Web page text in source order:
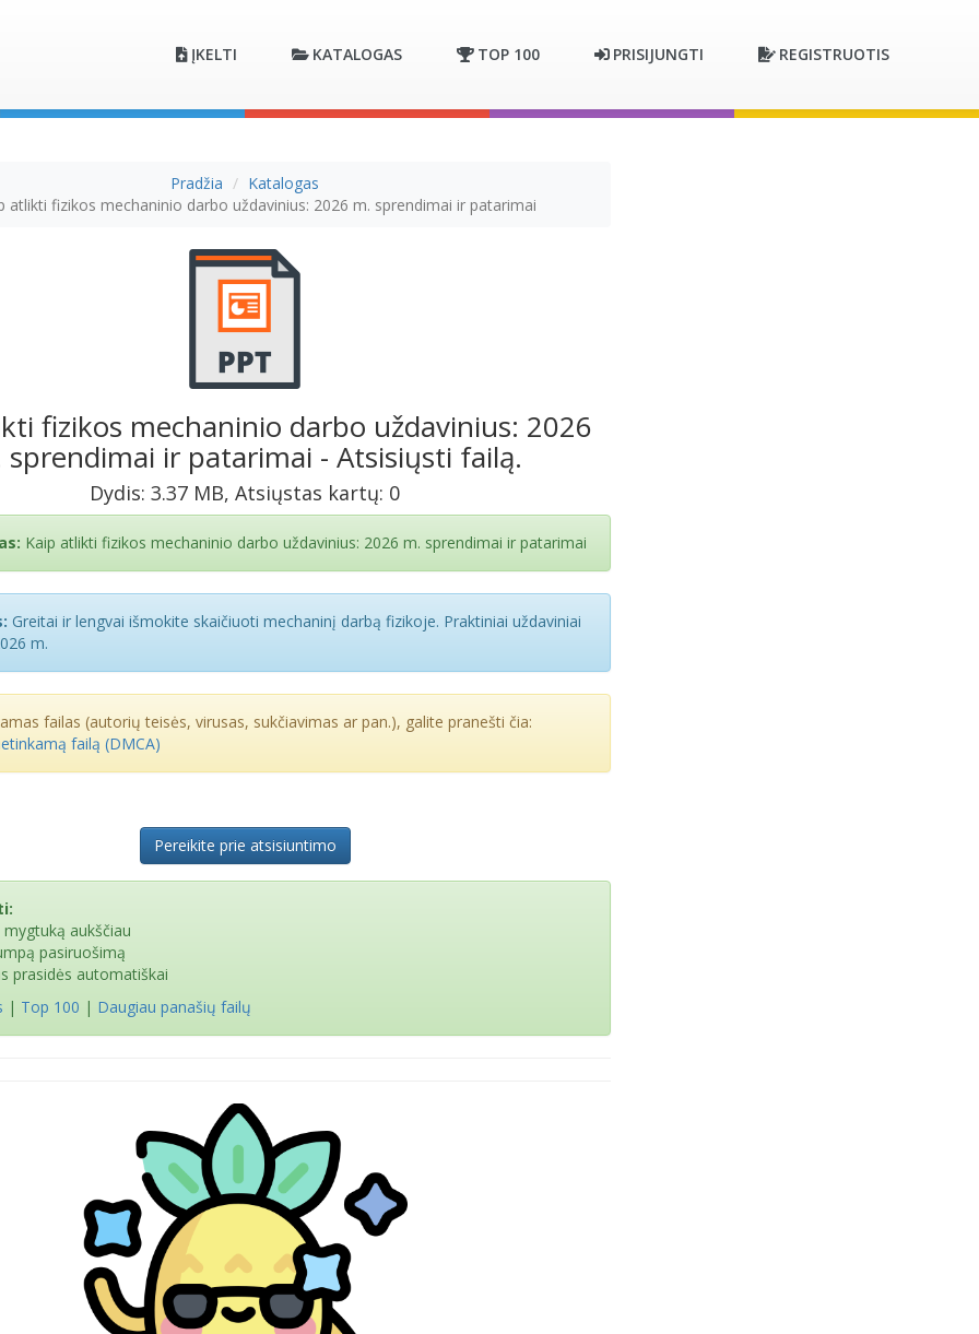
ĮKELTI KATALOGAS TOP 100 PRISIJUNGTI REGISTRUOTIS
Pradžia
Katalogas
atlikti fizikos mechaninio darbo uždavinius: 2026 m. sprendimai ir patarimai
fizikos mechaninio darbo uždavinius: 2026
sprendimai ir patarimai - Atsisiųsti failą.
Dydis: 3.37 MB, Atsiųstas kartų: 0
Kaip atlikti fizikos mechaninio darbo uždavinius: 2026 m. sprendimai ir patarimai
Greitai ir lengvai išmokite skaičiuoti mechaninį darbą fizikoje. Praktiniai uždaviniai
m.
failas (autorių teisės, virusas, sukčiavimas ar pan.), galite pranešti čia:
failą (DMCA)
Pereikite prie atsisiuntimo
aukščiau
pasiruošimą
prasidės automatiškai
| Top 100 | Daugiau panašių failų